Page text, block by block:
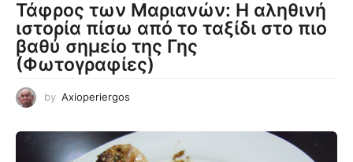
Τάφρος των Μαριανών: Η αληθινή
ιστορία πίσω από το ταξίδι στο πιο
βαθύ σημείο της Γης
(Φωτογραφίες)
by Axioperiergos